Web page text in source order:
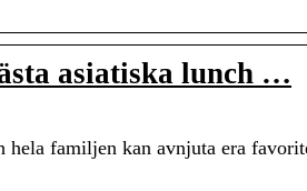
asiatiska lunch …
familjen kan avnjuta era